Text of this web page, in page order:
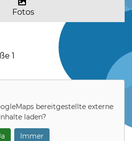
Fotos
1
bereitgestellte externe
laden?
Immer